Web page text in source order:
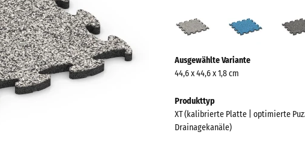
Granit
Informationen
zu
Farben?
Farbpalette
Ausgewählte Variante
44,6 x 44,6 x 1,8 cm
Produkttyp
XT (kalibrierte Platte | optimierte
Drainagekanäle)